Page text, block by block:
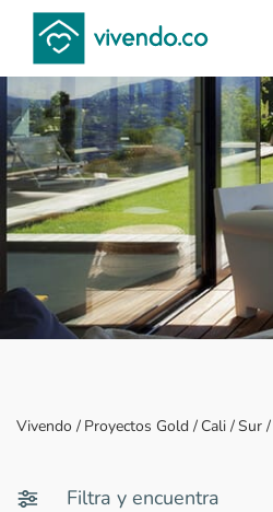
Vivendo / Proyectos Gold / Cali /Sur /
Filtra y encuentra